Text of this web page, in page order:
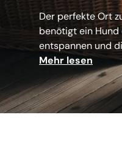
Der perfekte Ort
benötigt ein Hund
entspannen und
Mehr lesen